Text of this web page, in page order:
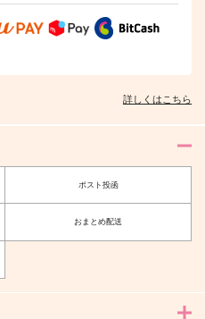
詳しくはこちら
ポスト投函
おまとめ配送